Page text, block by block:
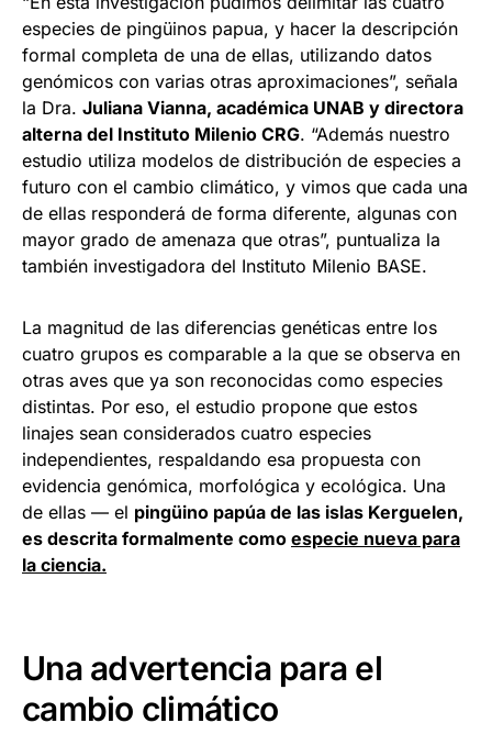
especies de pingüinos papua, y hacer la descripción
formal completa de una de ellas, utilizando datos
genómicos con varias otras aproximaciones”, señala
la Dra. Juliana Vianna, académica UNAB y directora
alterna del Instituto Milenio CRG. “Además nuestro
estudio utiliza modelos de distribución de especies a
futuro con el cambio climático, y vimos que cada una
de ellas responderá de forma diferente, algunas con
mayor grado de amenaza que otras”, puntualiza la
también investigadora del Instituto Milenio BASE.
La magnitud de las diferencias genéticas entre los
cuatro grupos es comparable a la que se observa en
otras aves que ya son reconocidas como especies
distintas. Por eso, el estudio propone que estos
linajes sean considerados cuatro especies
independientes, respaldando esa propuesta con
evidencia genómica, morfológica y ecológica. Una
de ellas — el pingüino papúa de las islas Kerguelen,
es descrita formalmente como especie nueva para
la ciencia.
Una advertencia para el
cambio climático